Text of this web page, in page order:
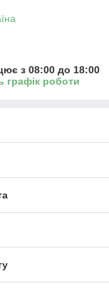
з 08:00 до 18:00
графік роботи